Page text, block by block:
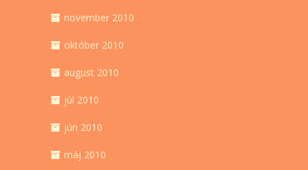
november 2010
október 2010
august 2010
júl 2010
jún 2010
máj 2010